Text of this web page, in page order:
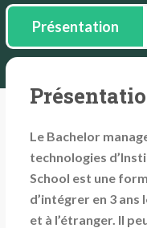
Présentation
Le Bachelor
technologies
School est une
d’intégrer en 3 ans
et à l’étranger. Il